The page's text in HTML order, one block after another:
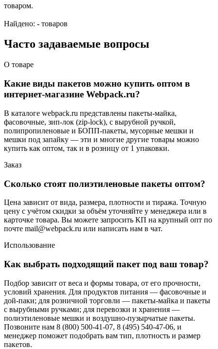
товаром.
Найдено: - товаров
Часто задаваемые вопросы
О товаре
Какие виды пакетов можно купить оптом в
интернет-магазине Webpack.ru?
В каталоге webpack.ru представлены пакеты-майка,
фасовочные, зип-лок (zip-lock), с вырубной ручкой,
полипропиленовые и БОПП-пакеты, мусорные мешки и
мешки под запайку — эти и многие другие товары можно
купить как оптом, так и в розницу от 1 упаковки.
Заказ
Сколько стоят полиэтиленовые пакеты оптом?
Цена зависит от вида, размера, плотности и тиража. Точную
цену с учётом скидки за объём уточняйте у менеджера или в
карточке товара. Вы можете запросить КП на крупный опт по
почте mail@webpack.ru или написать нам в чат.
Использование
Как выбрать подходящий пакет под ваш товар?
Подбор зависит от веса и формы товара, от его прочности,
условий хранения. Для продуктов питания — фасовочные и
дой-паки; для розничной торговли — пакеты-майка и пакеты
с вырубными ручками; для перевозки и хранения —
полиэтиленовые мешки и воздушно-пузырчатые пакеты.
Позвоните нам 8 (800) 500-41-07, 8 (495) 540-47-06, и
менеджер поможет подобрать вам тип, плотность и размер
пакетов.